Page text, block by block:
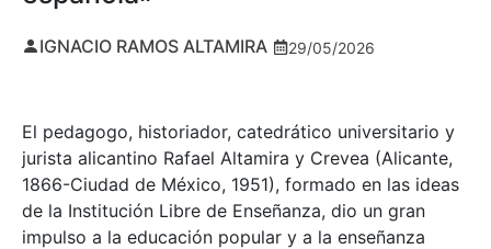
IGNACIO RAMOS ALTAMIRA 29/05/2026
El pedagogo, historiador, catedrático universitario y
jurista alicantino Rafael Altamira y Crevea (Alicante,
1866-Ciudad de México, 1951), formado en las ideas
de la Institución Libre de Enseñanza, dio un gran
impulso a la educación popular y a la enseñanza